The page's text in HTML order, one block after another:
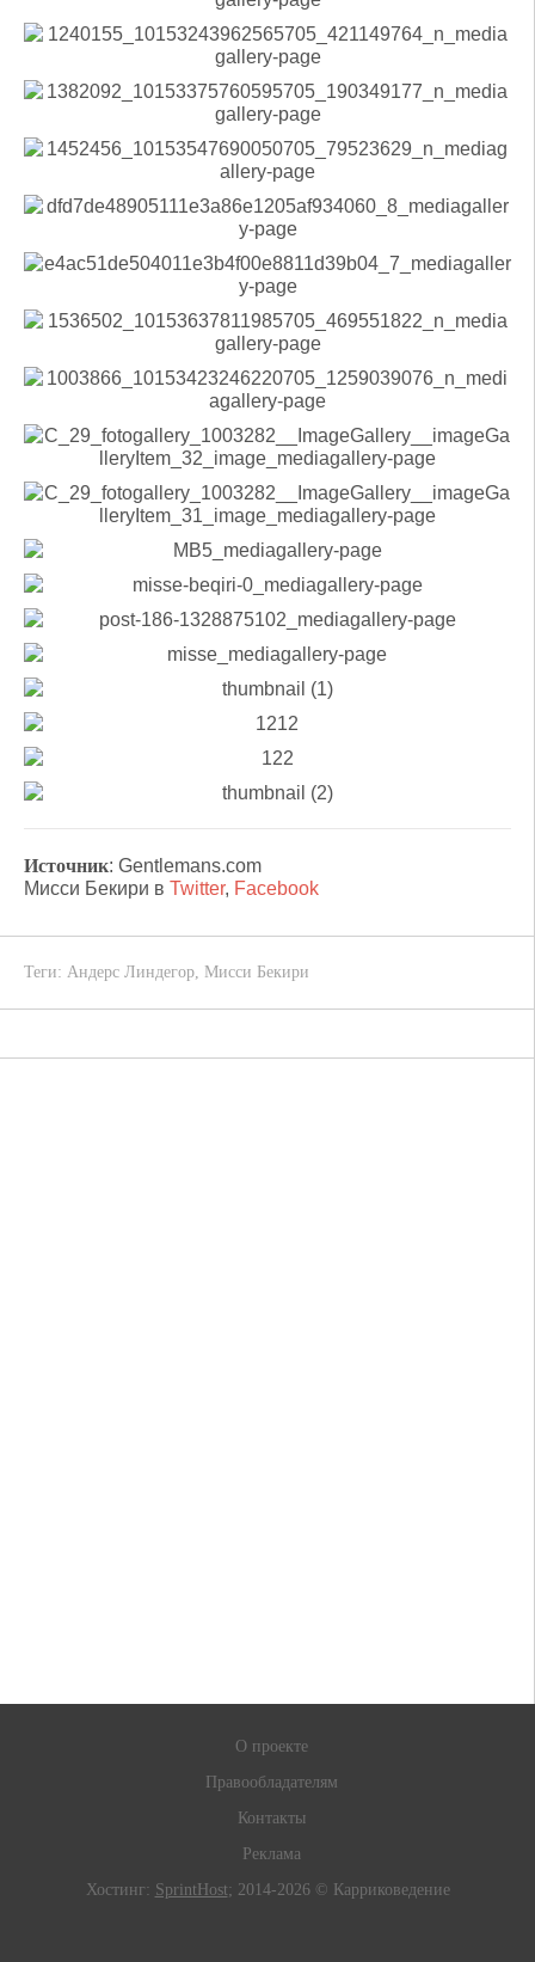
Источник: Gentlemans.com
Мисси Бекири в Twitter, Facebook
Теги: Андерс Линдегор, Мисси Бекири
О проекте
Правообладателям
Контакты
Реклама
Хостинг: SprintHost; 2014-2026 © Карриковедение